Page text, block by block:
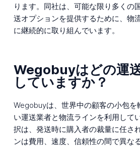
ります。同社は、可能な限り多くの
送オプションを提供するために、物
に継続的に取り組んでいます。
Wegobuyはどの運
していますか？
Wegobuyは、世界中の顧客の小包を
い運送業者と物流ラインを利用して
択は、発送時に購入者の裁量に任さ
ンは費用、速度、信頼性の間で異な